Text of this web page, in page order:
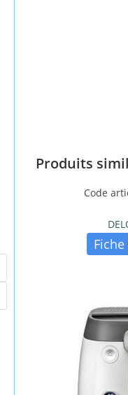
Produits
Code